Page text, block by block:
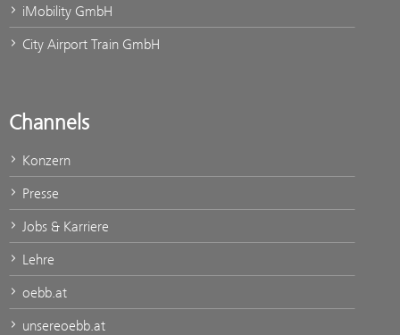
iMobility GmbH
City Airport Train GmbH
Channels
Konzern
Presse
Jobs & Karriere
Lehre
oebb.at
unsereoebb.at